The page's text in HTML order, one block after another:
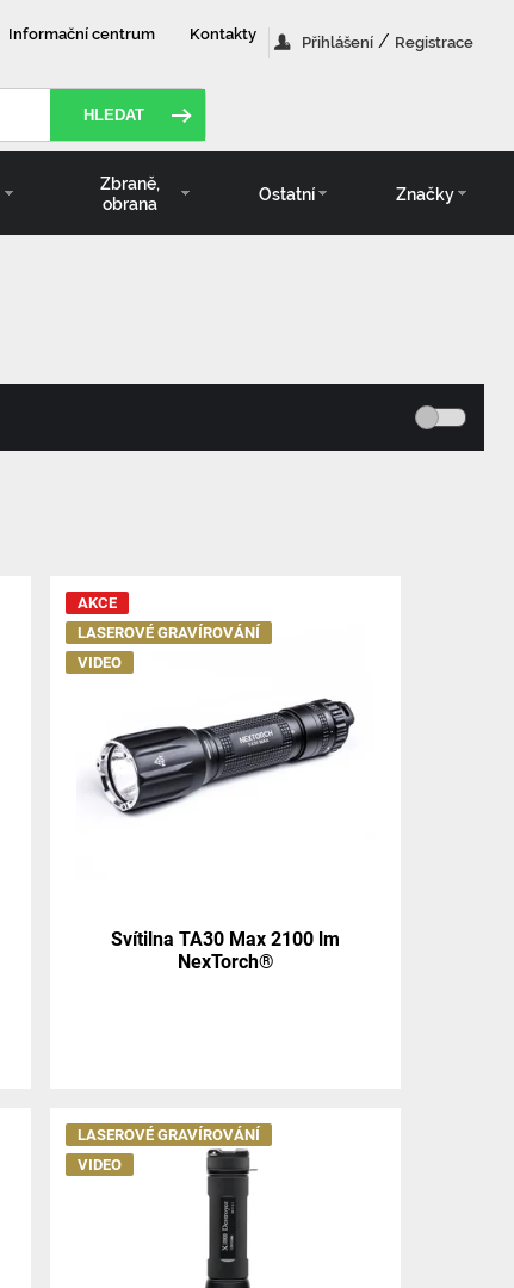
Informační centrum Kontakty Přihlášení / Registrace
HLEDAT
Zbraně,
obrana
Ostatní Značky
AKCE
LASEROVÉ GRAVÍROVÁNÍ
VIDEO
Svítilna TA30 Max 2100 lm
NexTorch®
LASEROVÉ GRAVÍROVÁNÍ
VIDEO